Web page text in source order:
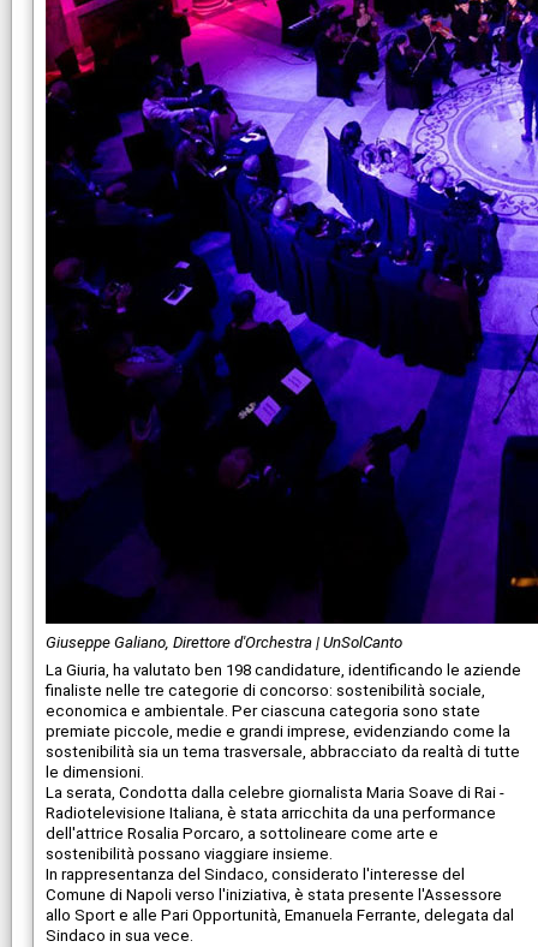
Giuseppe Galiano, Direttore d'Orchestra | UnSolCanto
La Giuria, ha valutato ben 198 candidature, identificando le aziende
finaliste nelle tre categorie di concorso: sostenibilità sociale,
economica e ambientale. Per ciascuna categoria sono state
premiate piccole, medie e grandi imprese, evidenziando come la
sostenibilità sia un tema trasversale, abbracciato da realtà di tutte
le dimensioni.
La serata, Condotta dalla celebre giornalista Maria Soave di Rai -
Radiotelevisione Italiana, è stata arricchita da una performance
dell'attrice Rosalia Porcaro, a sottolineare come arte e
sostenibilità possano viaggiare insieme.
In rappresentanza del Sindaco, considerato l'interesse del
Comune di Napoli verso l'iniziativa, è stata presente l'Assessore
allo Sport e alle Pari Opportunità, Emanuela Ferrante, delegata dal
Sindaco in sua vece.